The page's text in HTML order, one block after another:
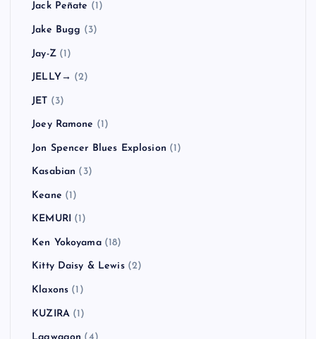
Jack Peñate (1)
Jake Bugg (3)
Jay-Z(1)
JELLY→ (2)
JET (3)
Joey Ramone (1)
Jon Spencer Blues Explosion (1)
Kasabian (3)
Keane (1)
KEMURI (1)
Ken Yokoyama(18)
Kitty Daisy & Lewis(2)
Klaxons (1)
KUZIRA(1)